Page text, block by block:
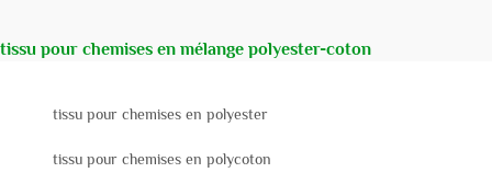
tissu pour chemises en mélange polyester-coton
tissu pour chemises en polyester
tissu pour chemises en polycoton